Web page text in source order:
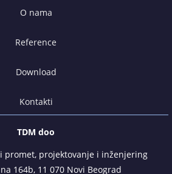
O nama
Reference
Download
Kontakti
TDM doo
promet, projektovanje i inženjering
164b, 11 070 Novi Beograd